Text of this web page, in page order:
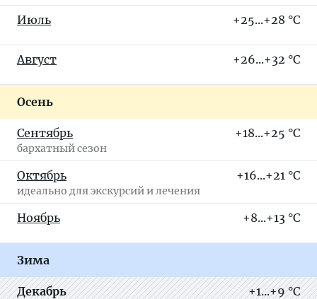
Июль +25...+28 °C
Август +26...+32 °C
Осень
Сентябрь
бархатный сезон
+18...+25 °C
Октябрь
идеально для экскурсий и лечения
+16...+21 °C
Ноябрь +8...+13 °C
Зима
Декабрь +1...+9 °C